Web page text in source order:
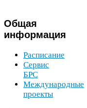
Общая
информация
Расписание
Сервис
БРС
Международные
проекты